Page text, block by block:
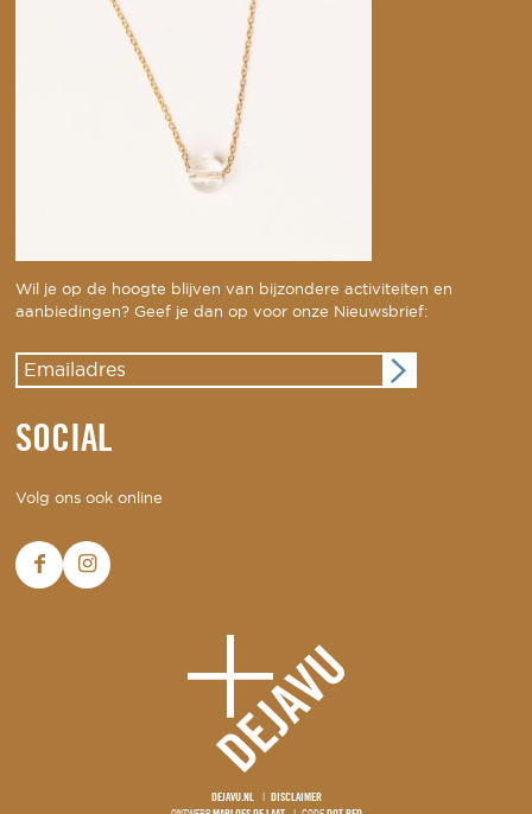
Wil je op de hoogte blijven van bijzondere activiteiten en
aanbiedingen? Geef je dan op voor onze Nieuwsbrief:
SOCIAL
Volg ons ook online
DEJAVU.NL
DISCLAIMER